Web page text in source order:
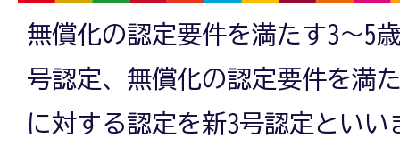
無償化の認定要件を満たす3～5
号認定、無償化の認定要件を満
に対する認定を新3号認定といい